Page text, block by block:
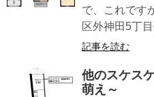
で、これです
区外神田5丁
記事を読む
他のスケス
萌え～